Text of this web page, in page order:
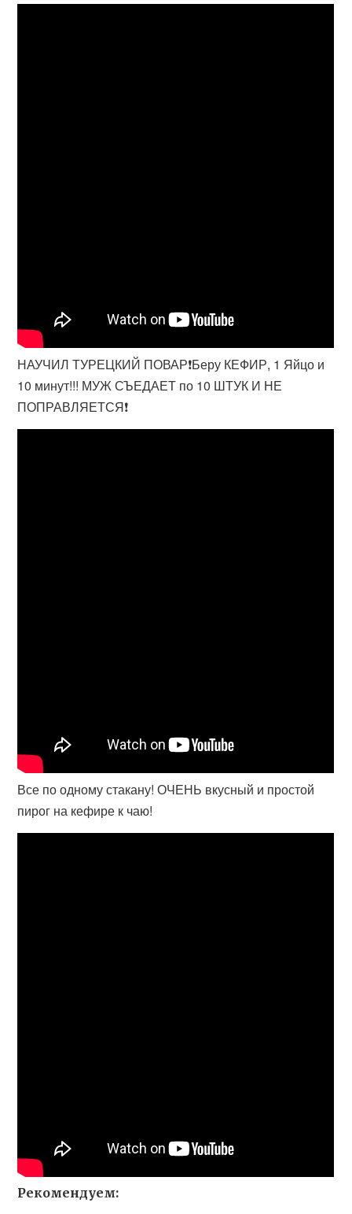
НАУЧИЛ ТУРЕЦКИЙ ПОВАР❗Беру КЕФИР, 1 Яйцо и
10 минут!!! МУЖ СЪЕДАЕТ по 10 ШТУК И НЕ
ПОПРАВЛЯЕТСЯ❗
Все по одному стакану! ОЧЕНЬ вкусный и простой
пирог на кефире к чаю!
Рекомендуем: